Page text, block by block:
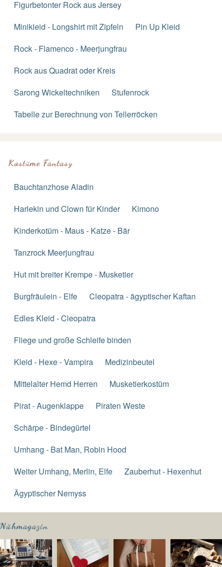
Figurbetonter Rock aus Jersey
Minikleid - Longshirt mit Zipfeln
Pin Up Kleid
Rock - Flamenco - Meerjungfrau
Rock aus Quadrat oder Kreis
Sarong Wickeltechniken
Stufenrock
Tabelle zur Berechnung von Tellerröcken
Kostüme Fantasy
Bauchtanzhose Aladin
Harlekin und Clown für Kinder
Kimono
Kinderkotüm - Maus - Katze - Bär
Tanzrock Meerjungfrau
Hut mit breiter Krempe - Musketier
Burgfräulein - Elfe
Cleopatra - ägyptischer Kaftan
Edles Kleid - Cleopatra
Fliege und große Schleife binden
Kleid - Hexe - Vampira
Medizinbeutel
Mittelalter Hemd Herren
Musketierkostüm
Pirat - Augenklappe
Piraten Weste
Schärpe - Bindegürtel
Umhang - Bat Man, Robin Hood
Weiter Umhang, Merlin, Elfe
Zauberhut - Hexenhut
Ägyptischer Nemyss
Nähmagazin